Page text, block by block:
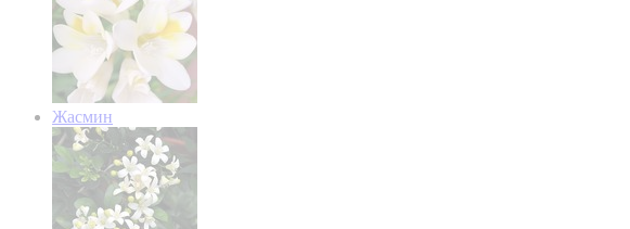
Жасмин